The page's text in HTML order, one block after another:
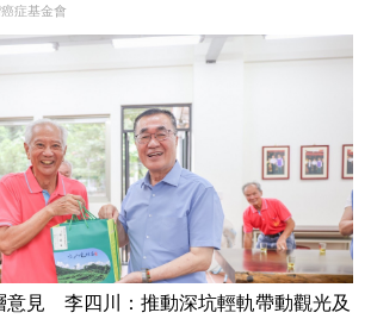
症基金會
意見 李四川：推動深坑輕軌帶動觀光及